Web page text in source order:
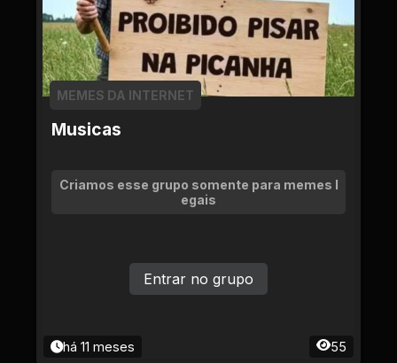
Musicas
MEMES DA INTERNET
Criamos esse grupo somente para memes l
egais
há 11 meses 55
Entrar no grupo